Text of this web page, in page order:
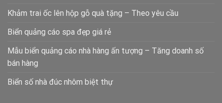
Khảm trai ốc lên hộp gỗ quà tặng – Theo yêu cầu
Biển quảng cáo spa đẹp giá rẻ
Mẫu biển quảng cáo nhà hàng ấn tượng – Tăng doanh số
bán hàng
Biển số nhà đúc nhôm biệt thự